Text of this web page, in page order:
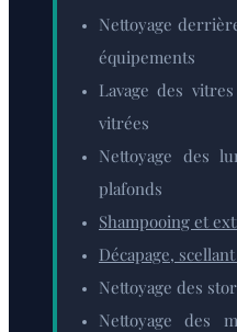
Nettoyage
équipements
Lavage des
vitrées
Nettoyage des
plafonds
Shampooing et
Décapage,
Nettoyage des
Nettoyage des